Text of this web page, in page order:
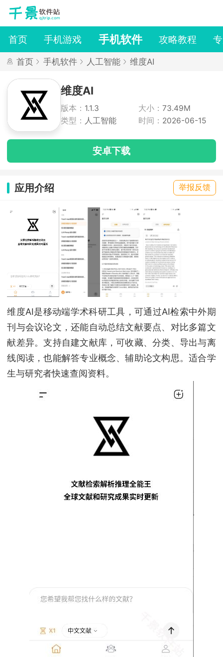
首页 手机游戏 手机软件 攻略教程
首页 手机软件 人工智能 维度AI
维度AI
版本： 1.1.3 大小： 73.49M
类型： 人工智能 时间： 2026-06-15
安卓下载
应用介绍 举报反馈
维度AI是移动端学术科研工具，可通过AI检索中外期
刊与会议论文，还能自动总结文献要点、对比多篇文
献差异。支持自建文献库，可收藏、分类、导出与离
线阅读，也能解答专业概念、辅助论文构思。适合学
生与研究者快速查阅资料。